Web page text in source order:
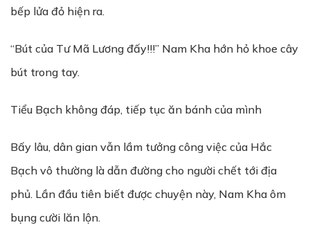
bếp lửa đỏ hiện ra.
“Bút của Tư Mã Lương đấy!!!” Nam Kha hớn hỏ khoe cây
bút trong tay.
Tiểu Bạch không đáp, tiếp tục ăn bánh của mình
Bấy lâu, dân gian vẫn lầm tưởng công việc của Hắc
Bạch vô thường là dẫn đường cho người chết tới địa
phủ. Lần đầu tiên biết được chuyện này, Nam Kha ôm
bụng cười lăn lộn.